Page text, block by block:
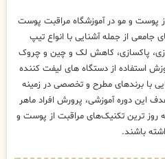
پوست و مو در آموزشگاه مراقبت پوست
جامعی از جمله آشنایی با انواع تیپ
پاکسازی، کاهش لک و چین و چروک
استفاده از دستگاه های لیفت کننده
با برندهای مطرح و تخصصی در زمینه
این دوره آموزشی، پرورش افراد ماهر
روز ترین تکنیک‌های مراقبت از پوست و
باشند.